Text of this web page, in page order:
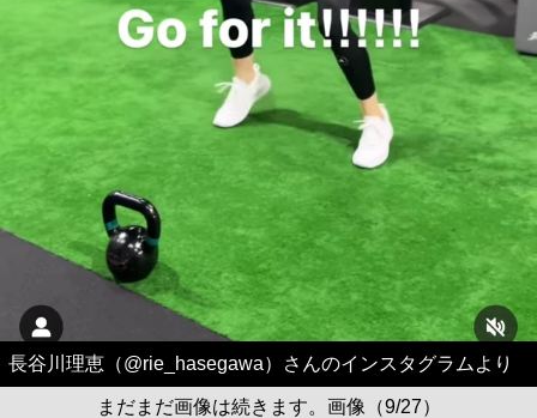
長谷川理恵（@rie_hasegawa）さんのインスタグラムより
まだまだ画像は続きます。画像（9/27）